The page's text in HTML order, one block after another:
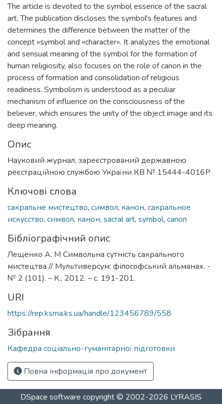
The article is devoted to the symbol essence of the sacral
art. The publication discloses the symbol's features and
determines the difference between the matter of the
concept «symbol and «character». It analyzes the emotional
and sensual meaning of the symbol for the formation of
human religiosity, also focuses on the role of canon in the
process of formation and consolidation of religious
readiness. Symbolism is understood as a peculiar
mechanism of influence on the consciousness of the
believer, which ensures the unity of the object image and its
deep meaning.
Опис
Науковий журнал, зареєстрований державною
реєстраційною службою України КВ № 15444-4016Р
Ключові слова
сакральне мистецтво, символ, канон, сакральное
искусство, символ, канон, sacral art, symbol, canon
Бібліографічний опис
Лещенко А. М Символьна сутність сакрального
мистецтва // Мультиверсум: філософський альманах. -
№ 2 (101). – К., 2012. – с. 191-201.
URI
https://rep.ksma.ks.ua/handle/123456789/558
Зібрання
Кафедра соціально-гуманітарної підготовки
Повна інформація про документ
DSpace software copyright © 2002-2026 LYRASIS